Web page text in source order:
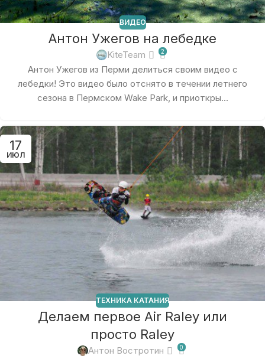
ВИДЕО
Антон Ужегов на лебедке
KiteTeam 2
Антон Ужегов из Перми делиться своим видео с
лебедки! Это видео было отснято в течении летнего
сезона в Пермском Wake Park, и приоткры...
17
ИЮЛ
ТЕХНИКА КАТАНИЯ
Делаем первое Air Raley или
просто Raley
Антон Востротин 0